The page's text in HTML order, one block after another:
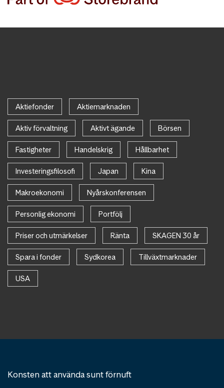
Aktiefonder Aktiemarknaden
Aktiv förvaltning Aktivt ägande Börsen
Fastigheter Handelskrig Hållbarhet
Investeringsfilosofi Japan Kina
Makroekonomi Nyårskonferensen
Personlig ekonomi Portfölj
Priser och utmärkelser Ränta SKAGEN 30 år
Spara i fonder Sydkorea Tillväxtmarknader
USA
Konsten att använda sunt förnuft